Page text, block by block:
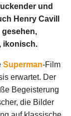
und
Henry Cavill
ikonisch.
Superman-Film
erwartet. Der
Begeisterung
die Bilder